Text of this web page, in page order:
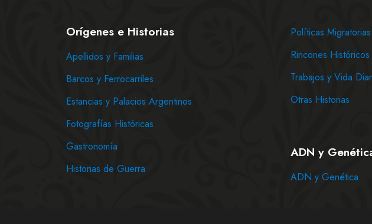
Orígenes e Historias
Apellidos y Familias
Barcos y Ferrocarriles
Estancias y Palacios Argentinos
Fotografías Históricas
Gastronomía
Historias de Guerra
Políticas Migratorias
Rincones Históricos
Trabajos y Vida
Otras Historias
ADN y
ADN y Genética